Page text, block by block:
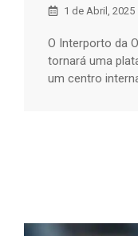
1 de Abril, 2025
O Interporto da
tornará uma
um centro